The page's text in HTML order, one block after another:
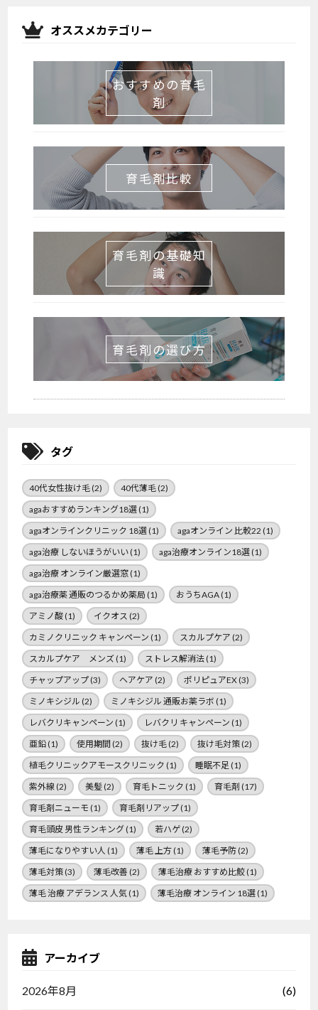
オススメカテゴリー
おすすめの育毛
剤
育毛剤比較
育毛剤の基礎知
識
育毛剤の選び方
タグ
40代女性抜け毛(2) 40代薄毛(2)
agaおすすめランキング18選(1)
agaオンラインクリニック 18選(1) agaオンライン 比較22 (1)
aga治療 しないほうがいい(1) aga治療オンライン18選(1)
aga治療 オンライン厳選窓(1)
aga治療薬 通販のつるかめ薬局 (1) おうちAGA(1)
アミノ酸(1) イクオス (2)
カミノクリニック キャンペーン (1) スカルプケア (2)
スカルプケア メンズ(1) ストレス解消法(1)
チャップアップ(3) ヘアケア (2) ポリピュアEX(3)
ミノキシジル (2) ミノキシジル 通販お薬ラボ (1)
レバクリキャンペーン (1) レバクリ キャンペーン (1)
亜鉛(1) 使用期間 (2) 抜け毛(2) 抜け毛対策(2)
植毛クリニックアモースクリニック (1) 睡眠不足 (1)
紫外線(2) 美髪(2) 育毛トニック (1) 育毛剤 (17)
育毛剤ニューモ (1) 育毛剤リアップ(1)
育毛頭皮 男性ランキング(1) 若ハゲ(2)
薄毛になりやすい人 (1) 薄毛 上方(1) 薄毛予防(2)
薄毛対策(3) 薄毛改善 (2) 薄毛治療 おすすめ比鮫(1)
薄毛 治療 アデランス 人気(1) 薄毛治療 オンライン 18選(1)
アーカイブ
2026年8月 (6)